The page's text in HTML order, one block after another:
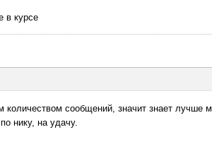
в курсе
количеством сообщений, значит знает лучше
нику, на удачу.